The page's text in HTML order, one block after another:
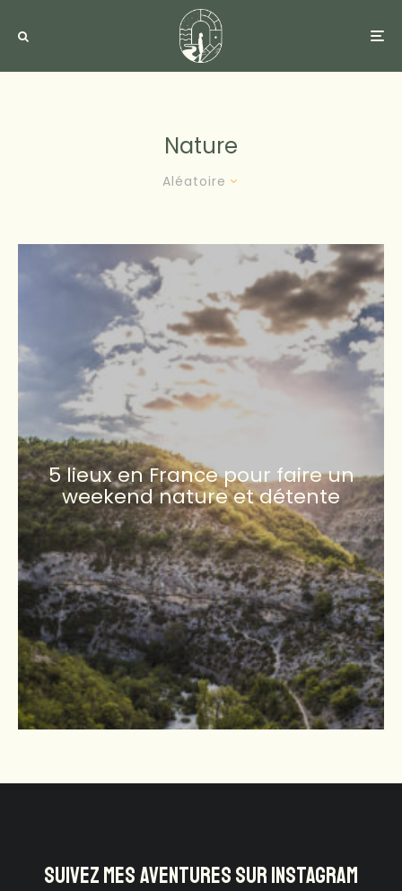
Nature
Aléatoire
5 lieux en France pour faire un
weekend nature et détente
SUIVEZ MES AVENTURES SUR INSTAGRAM